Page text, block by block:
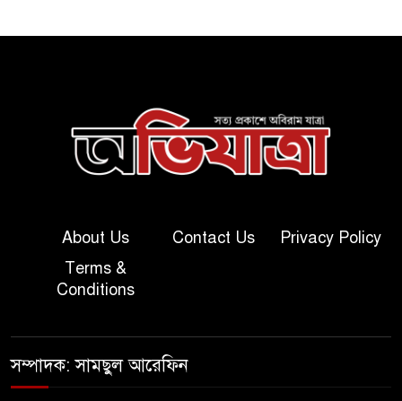
About Us Contact Us
Privacy Policy
Terms &
Conditions
সম্পাদক: সামছুল আরেফিন